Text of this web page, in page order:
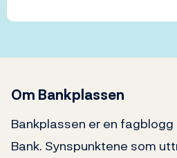
Om Bankplassen
Bankplassen er en
Bank. Synspunktene som